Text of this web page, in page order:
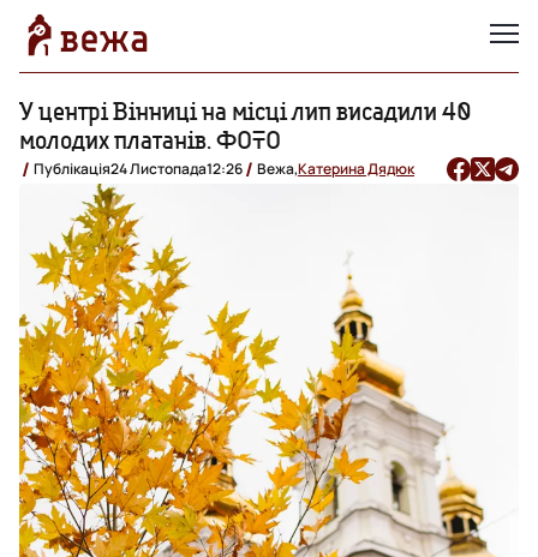
У центрі Вінниці на місці лип висадили 40
молодих платанів. ФОТО
Публікація24 Листопада12:26 Вежа,Катерина Дядюк